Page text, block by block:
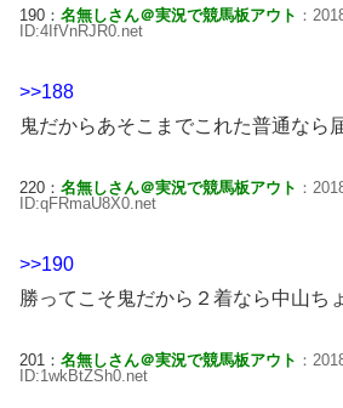
190： 名無しさん＠実況で競馬板アウト ：
ID:4IfVnRJR0.net
>>188
鬼だからあそこまでこれた普通なら
220： 名無しさん＠実況で競馬板アウト ：
ID:qFRmaU8X0.net
>>190
勝ってこそ鬼だから２着なら中山ち
201： 名無しさん＠実況で競馬板アウト ：
ID:1wkBtZSh0.net